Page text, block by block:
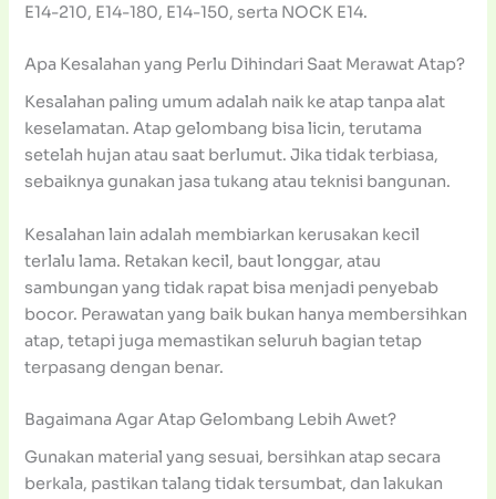
E14-210, E14-180, E14-150, serta NOCK E14.
Apa Kesalahan yang Perlu Dihindari Saat Merawat Atap?
Kesalahan paling umum adalah naik ke atap tanpa alat
keselamatan. Atap gelombang bisa licin, terutama
setelah hujan atau saat berlumut. Jika tidak terbiasa,
sebaiknya gunakan jasa tukang atau teknisi bangunan.
Kesalahan lain adalah membiarkan kerusakan kecil
terlalu lama. Retakan kecil, baut longgar, atau
sambungan yang tidak rapat bisa menjadi penyebab
bocor. Perawatan yang baik bukan hanya membersihkan
atap, tetapi juga memastikan seluruh bagian tetap
terpasang dengan benar.
Bagaimana Agar Atap Gelombang Lebih Awet?
Gunakan material yang sesuai, bersihkan atap secara
berkala, pastikan talang tidak tersumbat, dan lakukan